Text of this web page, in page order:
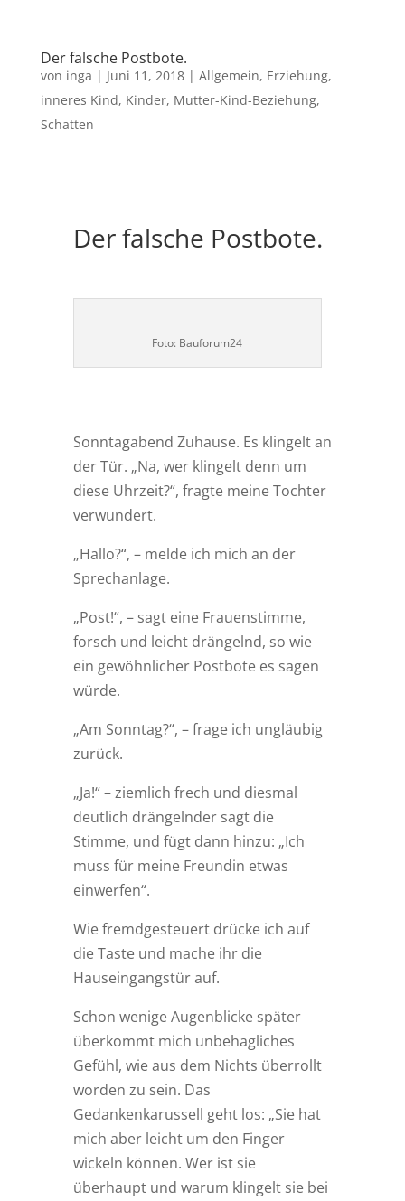
Der falsche Postbote.
von inga | Juni 11, 2018| Allgemein, Erziehung,
inneres Kind, Kinder, Mutter-Kind-Beziehung,
Schatten
Der falsche Postbote.
Foto: Bauforum24
Sonntagabend Zuhause. Es klingelt an
der Tür. „Na, wer klingelt denn um
diese Uhrzeit?“, fragte meine Tochter
verwundert.
„Hallo?“, – melde ich mich an der
Sprechanlage.
„Post!“, – sagt eine Frauenstimme,
forsch und leicht drängelnd, so wie
ein gewöhnlicher Postbote es sagen
würde.
„Am Sonntag?“, – frage ich ungläubig
zurück.
„Ja!“ – ziemlich frech und diesmal
deutlich drängelnder sagt die
Stimme, und fügt dann hinzu: „Ich
muss für meine Freundin etwas
einwerfen“.
Wie fremdgesteuert drücke ich auf
die Taste und mache ihr die
Hauseingangstür auf.
Schon wenige Augenblicke später
überkommt mich unbehagliches
Gefühl, wie aus dem Nichts überrollt
worden zu sein. Das
Gedankenkarussell geht los: „Sie hat
mich aber leicht um den Finger
wickeln können. Wer ist sie
überhaupt und warum klingelt sie bei